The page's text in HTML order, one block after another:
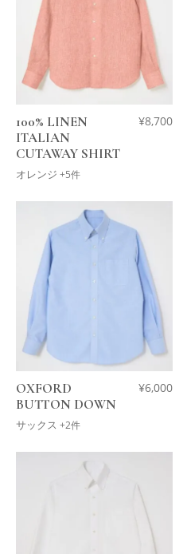
100% LINEN
ITALIAN
CUTAWAY SHIRT
オレンジ +5件
¥8,700
OXFORD
BUTTON DOWN
サックス +2件
¥6,000